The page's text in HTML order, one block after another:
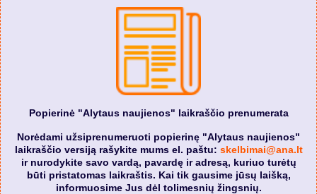
Popierinė "Alytaus naujienos" laikraščio prenumerata
Norėdami užsiprenumeruoti popierinę "Alytaus naujienos"
laikraščio versiją rašykite mums el. paštu: skelbimai@ana.lt
ir nurodykite savo vardą, pavardę ir adresą, kuriuo turėtų
būti pristatomas laikraštis. Kai tik gausime jūsų laišką,
informuosime Jus dėl tolimesnių žingsnių.